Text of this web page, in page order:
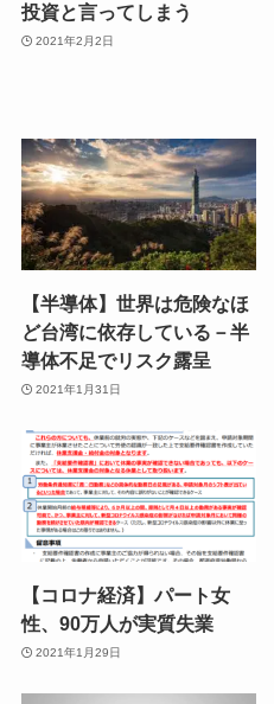
投資と言ってしまう
2021年2月2日
【半導体】世界は危険なほ
ど台湾に依存している－半
導体不足でリスク露呈
2021年1月31日
【コロナ経済】パート女
性、90万人が実質失業
2021年1月29日